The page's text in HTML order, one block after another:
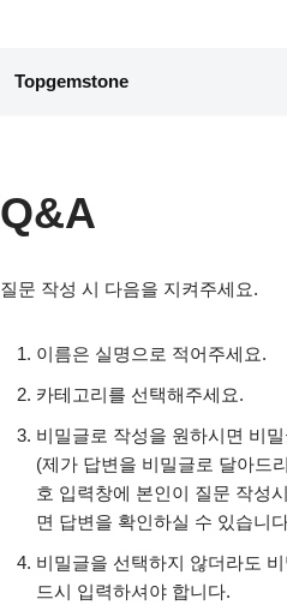
너
뛰
Topgemstone
Q&A
질문 작성 시 다음을 지켜주세요.
이름은 실명으로 적어주세요.
카테고리를 선택해주세요.
비밀글로 작성을 원하시면 비
(제가 답변을 비밀글로 달아드
호 입력창에 본인이 질문 작성
면 답변을 확인하실 수 있습니
비밀글을 선택하지 않더라도
드시 입력하셔야 합니다.